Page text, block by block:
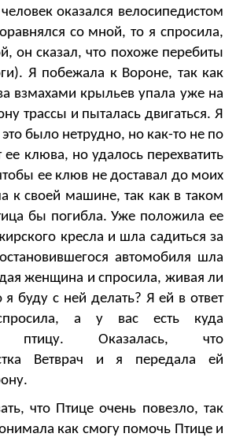
оказался велосипедистом
со мной, то я спросила,
он сказал, что похоже перебиты
Я побежала к Вороне, так как
взмахами крыльев упала уже на
трассы и пыталась двигаться. Я
было нетрудно, но как-то не по
клюва, но удалось перехватить
ее клюв не доставал до моих
к своей машине, так как в таком
бы погибла. Уже положила ее
кресла и шла садиться за
автомобиля шла
женщина и спросила, живая ли
я буду с ней делать? Я ей в ответ
а у вас есть куда
птицу. Оказалась, что
Ветврач и я передала ей
что Птице очень повезло, так
как смогу помочь Птице и